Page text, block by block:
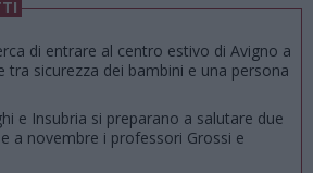
di entrare al centro estivo di Avigno a
tra sicurezza dei bambini e una persona
e Insubria si preparano a salutare due
a novembre i professori Grossi e